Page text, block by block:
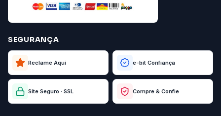
SEGURANÇA
Reclame Aqui e-bit Confiança
Site Seguro · SSL Compre & Confie